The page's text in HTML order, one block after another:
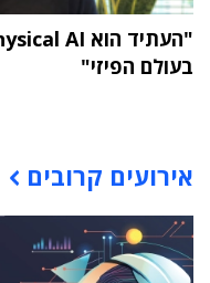
בעולם הפיזי"
אירועים קרובים